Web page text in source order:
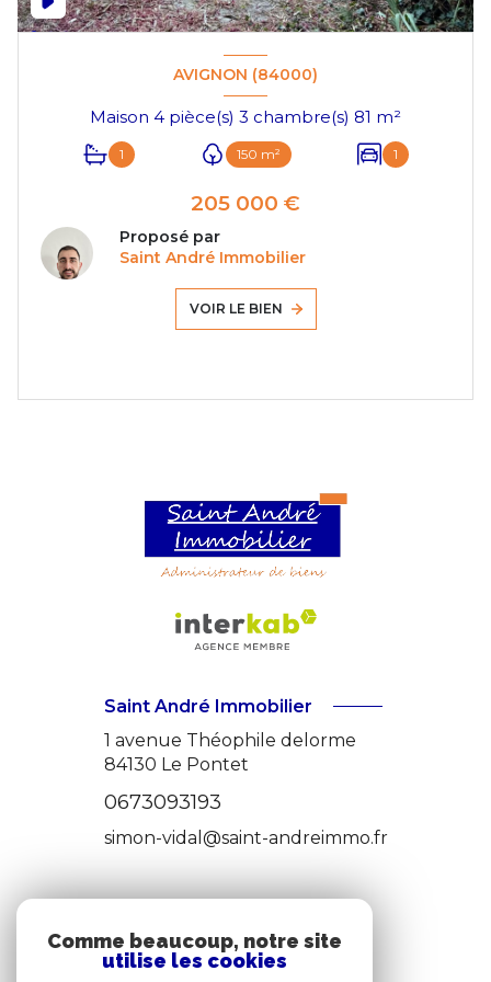
AVIGNON (84000)
Maison 4 pièce(s) 3 chambre(s) 81 m²
1 150 m² 1
205 000 €
Proposé par
Saint André Immobilier
VOIR LE BIEN
Saint André Immobilier
1 avenue Théophile delorme
84130 Le Pontet
0673093193
simon-vidal@saint-andreimmo.fr
nous adhérons
Comme beaucoup, notre site
utilise les cookies